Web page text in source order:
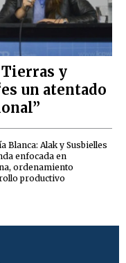
y
un atentado
Blanca: Alak y Susbielles
enfocada en
ordenamiento
productivo